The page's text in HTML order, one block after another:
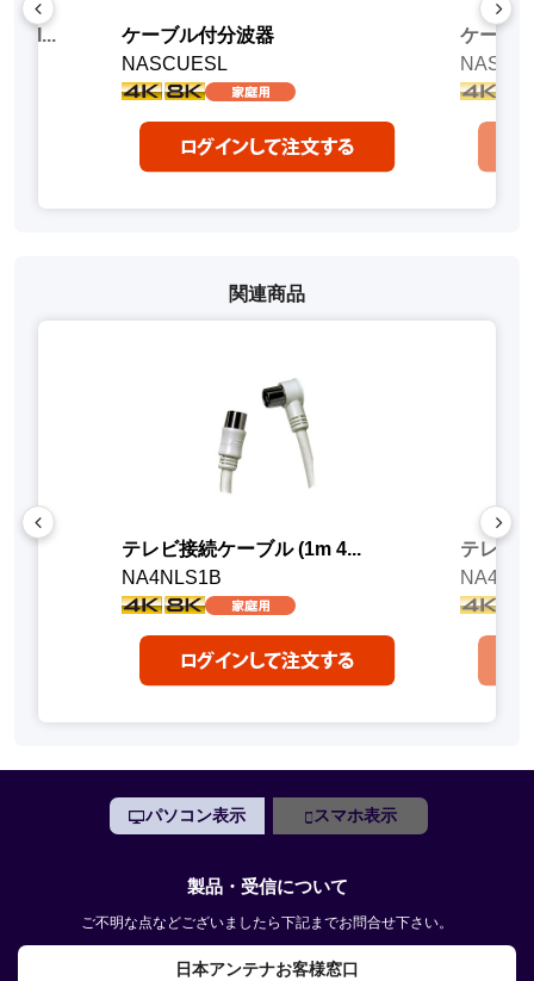
ケーブル付分波器
NASCUESL
ケーブ
関連商品
テレビ接続ケーブル (1m 4...
NA4NLS1B
テレビ
パソコン表示 スマホ表示
製品・受信について
ご不明な点などございましたら下記までお問合せ下さい。
日本アンテナお客様窓口